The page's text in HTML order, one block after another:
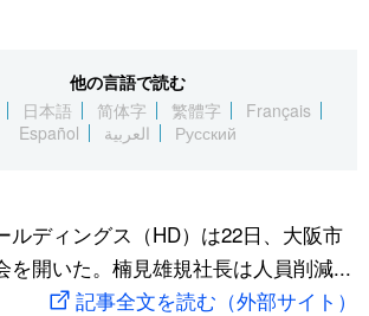
Русский
他の言語で読む
日本語 简体字 繁體字
Français
Español
العربية Русский
ルディングス（HD）は22日、大阪市
を開いた。楠見雄規社長は人員削減...
記事全文を読む（外部サイト）